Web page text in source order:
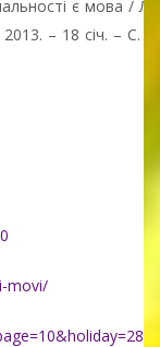
є мова / Л.
– 18 січ. – С.
movi/